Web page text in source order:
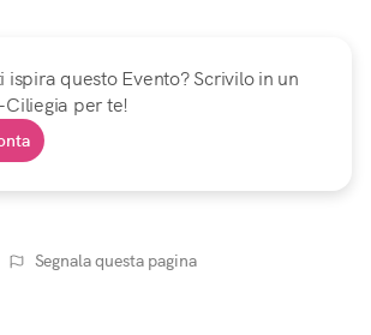
ispira questo Evento? Scrivilo in un
Ciliegia per te!
Segnala questa pagina